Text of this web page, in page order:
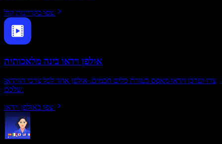
צפו בקריינות קול
אולפן וידאו בינה מלאכותית
צרו וערכו וידאו מאפס בעזרת כלים חכמים. אולפן אחד לכל צרכי הווידאו
שלכם.
צפו באולפן וידאו